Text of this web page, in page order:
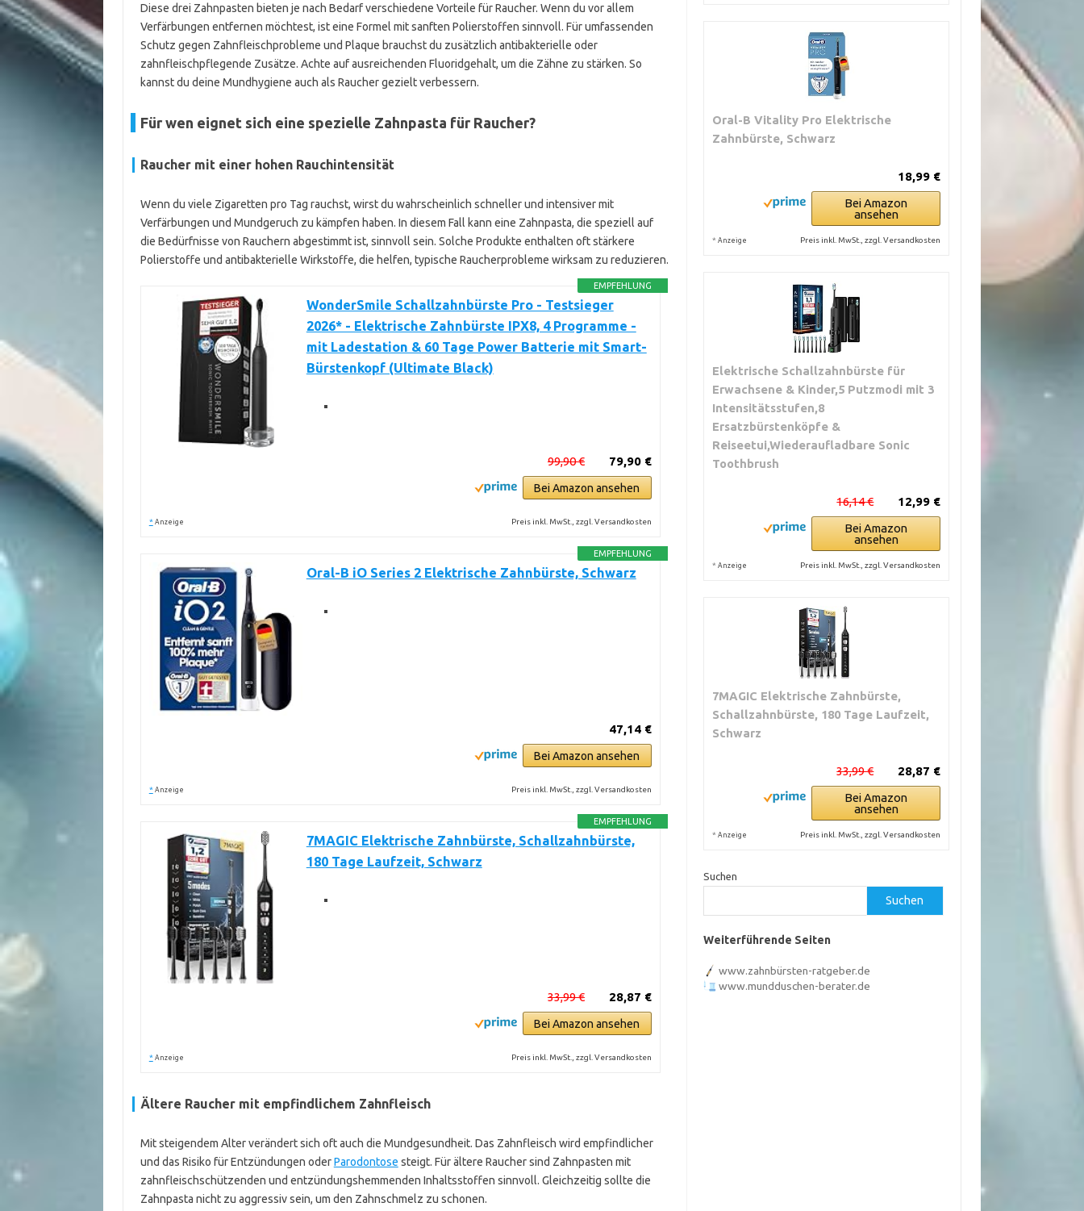
Diese drei Zahnpasten bieten je nach Bedarf verschiedene Vorteile für Raucher. Wenn du vor allem
Verfärbungen entfernen möchtest, ist eine Formel mit sanften Polierstoffen sinnvoll. Für umfassenden
Schutz gegen Zahnfleischprobleme und Plaque brauchst du zusätzlich antibakterielle oder
zahnfleischpflegende Zusätze. Achte auf ausreichenden Fluoridgehalt, um die Zähne zu stärken. So
kannst du deine Mundhygiene auch als Raucher gezielt verbessern.
Für wen eignet sich eine spezielle Zahnpasta für Raucher?
Raucher mit einer hohen Rauchintensität
Wenn du viele Zigaretten pro Tag rauchst, wirst du wahrscheinlich schneller und intensiver mit
Verfärbungen und Mundgeruch zu kämpfen haben. In diesem Fall kann eine Zahnpasta, die speziell auf
die Bedürfnisse von Rauchern abgestimmt ist, sinnvoll sein. Solche Produkte enthalten oft stärkere
Polierstoffe und antibakterielle Wirkstoffe, die helfen, typische Raucherprobleme wirksam zu reduzieren.
EMPFEHLUNG
WonderSmile Schallzahnbürste Pro - Testsieger
2026* - Elektrische Zahnbürste IPX8, 4 Programme -
mit Ladestation & 60 Tage Power Batterie mit Smart-
Bürstenkopf (Ultimate Black)
79,90 €
99,90 €
Bei Amazon ansehen
* Anzeige Preis inkl. MwSt., zzgl. Versandkosten
EMPFEHLUNG
Oral-B iO Series 2 Elektrische Zahnbürste, Schwarz
47,14 €
Bei Amazon ansehen
* Anzeige Preis inkl. MwSt., zzgl. Versandkosten
EMPFEHLUNG
7MAGIC Elektrische Zahnbürste, Schallzahnbürste,
180 Tage Laufzeit, Schwarz
28,87 €
33,99 €
Bei Amazon ansehen
* Anzeige Preis inkl. MwSt., zzgl. Versandkosten
Ältere Raucher mit empfindlichem Zahnfleisch
Mit steigendem Alter verändert sich oft auch die Mundgesundheit. Das Zahnfleisch wird empfindlicher
und das Risiko für Entzündungen oderParodontose steigt. Für ältere Raucher sind Zahnpasten mit
zahnfleischschützenden und entzündungshemmenden Inhaltsstoffen sinnvoll. Gleichzeitig sollte die
Zahnpasta nicht zu aggressiv sein, um den Zahnschmelz zu schonen.
Oral-B Vitality Pro Elektrische
Zahnbürste, Schwarz
18,99 €
Bei Amazon
ansehen
* Anzeige Preis inkl. MwSt., zzgl. Versandkosten
Elektrische Schallzahnbürste für
Erwachsene & Kinder,5 Putzmodi mit 3
Intensitätsstufen,8
Ersatzbürstenköpfe &
Reiseetui,Wiederaufladbare Sonic
Toothbrush
12,99 €
16,14 €
Bei Amazon
ansehen
* Anzeige Preis inkl. MwSt., zzgl. Versandkosten
7MAGIC Elektrische Zahnbürste,
Schallzahnbürste, 180 Tage Laufzeit,
Schwarz
28,87 €
33,99 €
Bei Amazon
ansehen
* Anzeige Preis inkl. MwSt., zzgl. Versandkosten
Suchen
Suchen
Weiterführende Seiten
www.zahnbürsten-ratgeber.de
www.mundduschen-berater.de